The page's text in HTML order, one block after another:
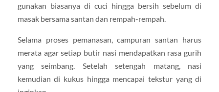
gunakan biasanya di cuci hingga bersih sebelum di
masak bersama santan dan rempah-rempah.
Selama proses pemanasan, campuran santan harus
merata agar setiap butir nasi mendapatkan rasa gurih
yang seimbang. Setelah setengah matang, nasi
kemudian di kukus hingga mencapai tekstur yang di